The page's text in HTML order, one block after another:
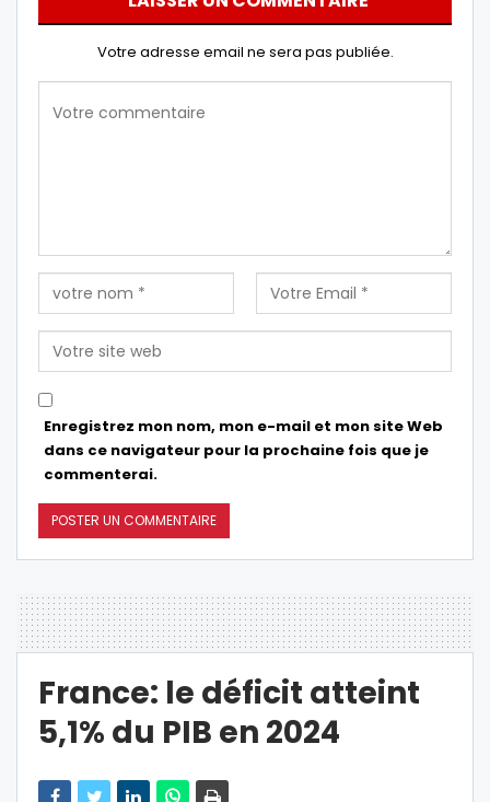
Votre adresse email ne sera pas publiée.
Enregistrez mon nom, mon e-mail et mon site Web
dans ce navigateur pour la prochaine fois que je
commenterai.
France: le déficit atteint
5,1% du PIB en 2024